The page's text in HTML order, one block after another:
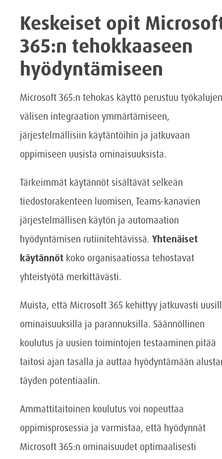
Keskeiset opit
365:n tehokkaaseen
hyödyntämiseen
Microsoft 365:n tehokas käyttö perustuu työkalujen
välisen integraation ymmärtämiseen,
järjestelmällisiin käytäntöihin ja jatkuvaan
oppimiseen uusista ominaisuuksista.
Tärkeimmät käytännöt sisältävät selkeän
tiedostorakenteen luomisen, Teams-kanavien
järjestelmällisen käytön ja automaation
hyödyntämisen rutiinitehtävissä. Yhtenäiset
käytännöt koko organisaatiossa tehostavat
yhteistyötä merkittävästi.
Muista, että Microsoft 365 kehittyy jatkuvasti
ominaisuuksilla ja parannuksilla. Säännöllinen
koulutus ja uusien toimintojen testaaminen pitää
taitosi ajan tasalla ja auttaa hyödyntämään
täyden potentiaalin.
Ammattitaitoinen koulutus voi nopeuttaa
oppimisprosessia ja varmistaa, että hyödynnät
Microsoft 365:n ominaisuudet optimaalisesti